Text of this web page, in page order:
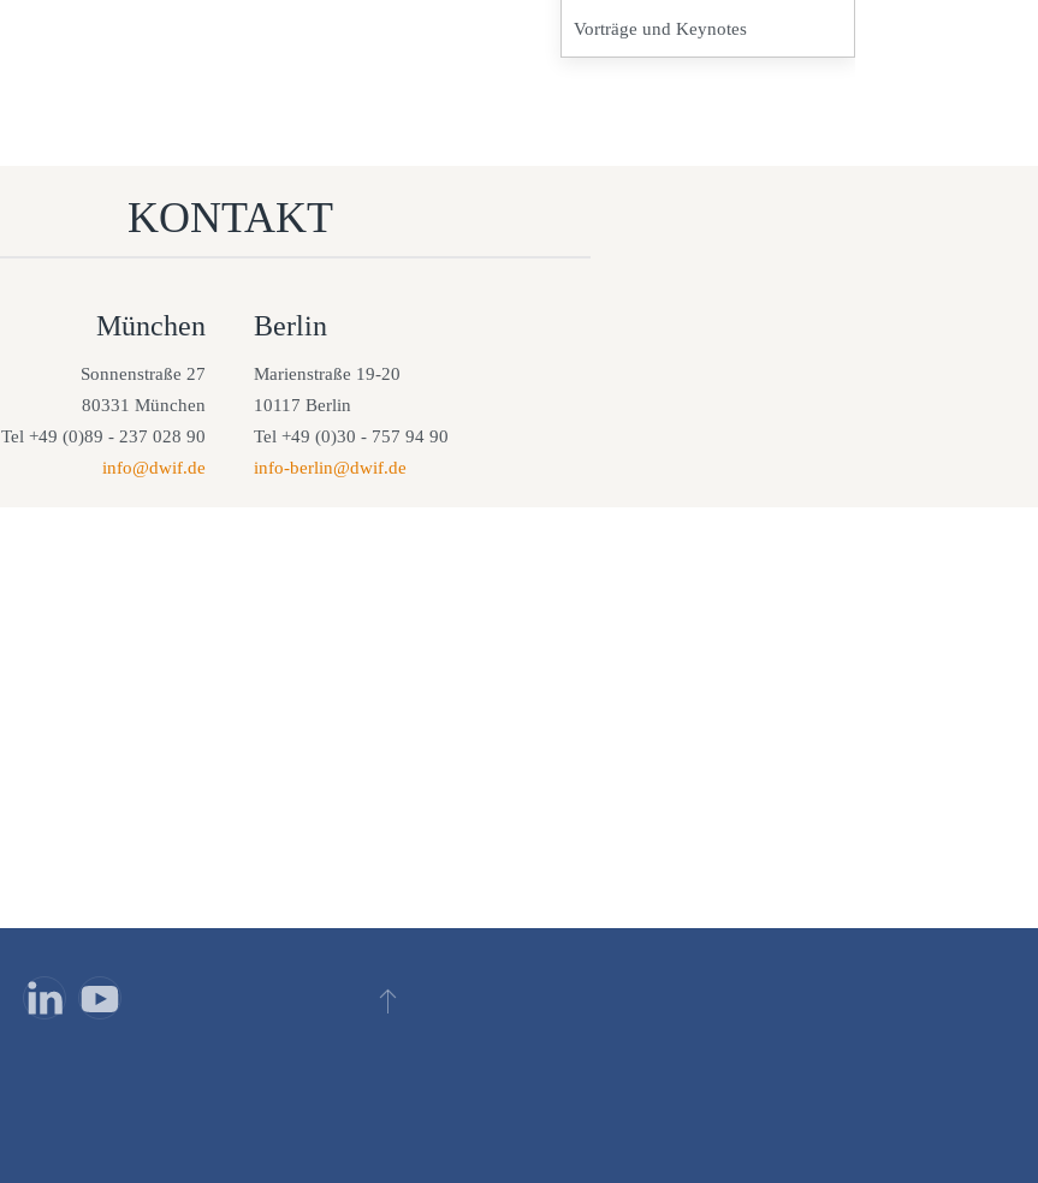
Vorträge und Keynotes
KONTAKT
München
Sonnenstraße 27
80331 München
Tel +49 (0)89 - 237 028 90
info@dwif.de
Berlin
Marienstraße 19-20
10117 Berlin
Tel +49 (0)30 - 757 94 90
info-berlin@dwif.de